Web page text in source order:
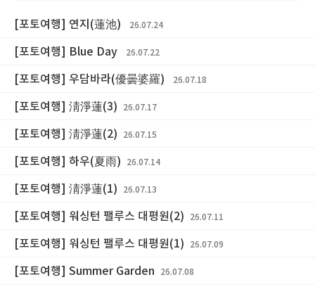
[포토여행] 연지(蓮池) 26.07.24
[포토여행] Blue Day 26.07.22
[포토여행] 우담바라(優曇婆羅) 26.07.18
[포토여행] 淸淨蓮(3) 26.07.17
[포토여행] 淸淨蓮(2) 26.07.15
[포토여행] 하우(夏雨) 26.07.14
[포토여행] 淸淨蓮(1) 26.07.13
[포토여행] 워싱턴 팰루스 대평원(2) 26.07.11
[포토여행] 워싱턴 팰루스 대평원(1) 26.07.09
[포토여행] Summer Garden 26.07.08